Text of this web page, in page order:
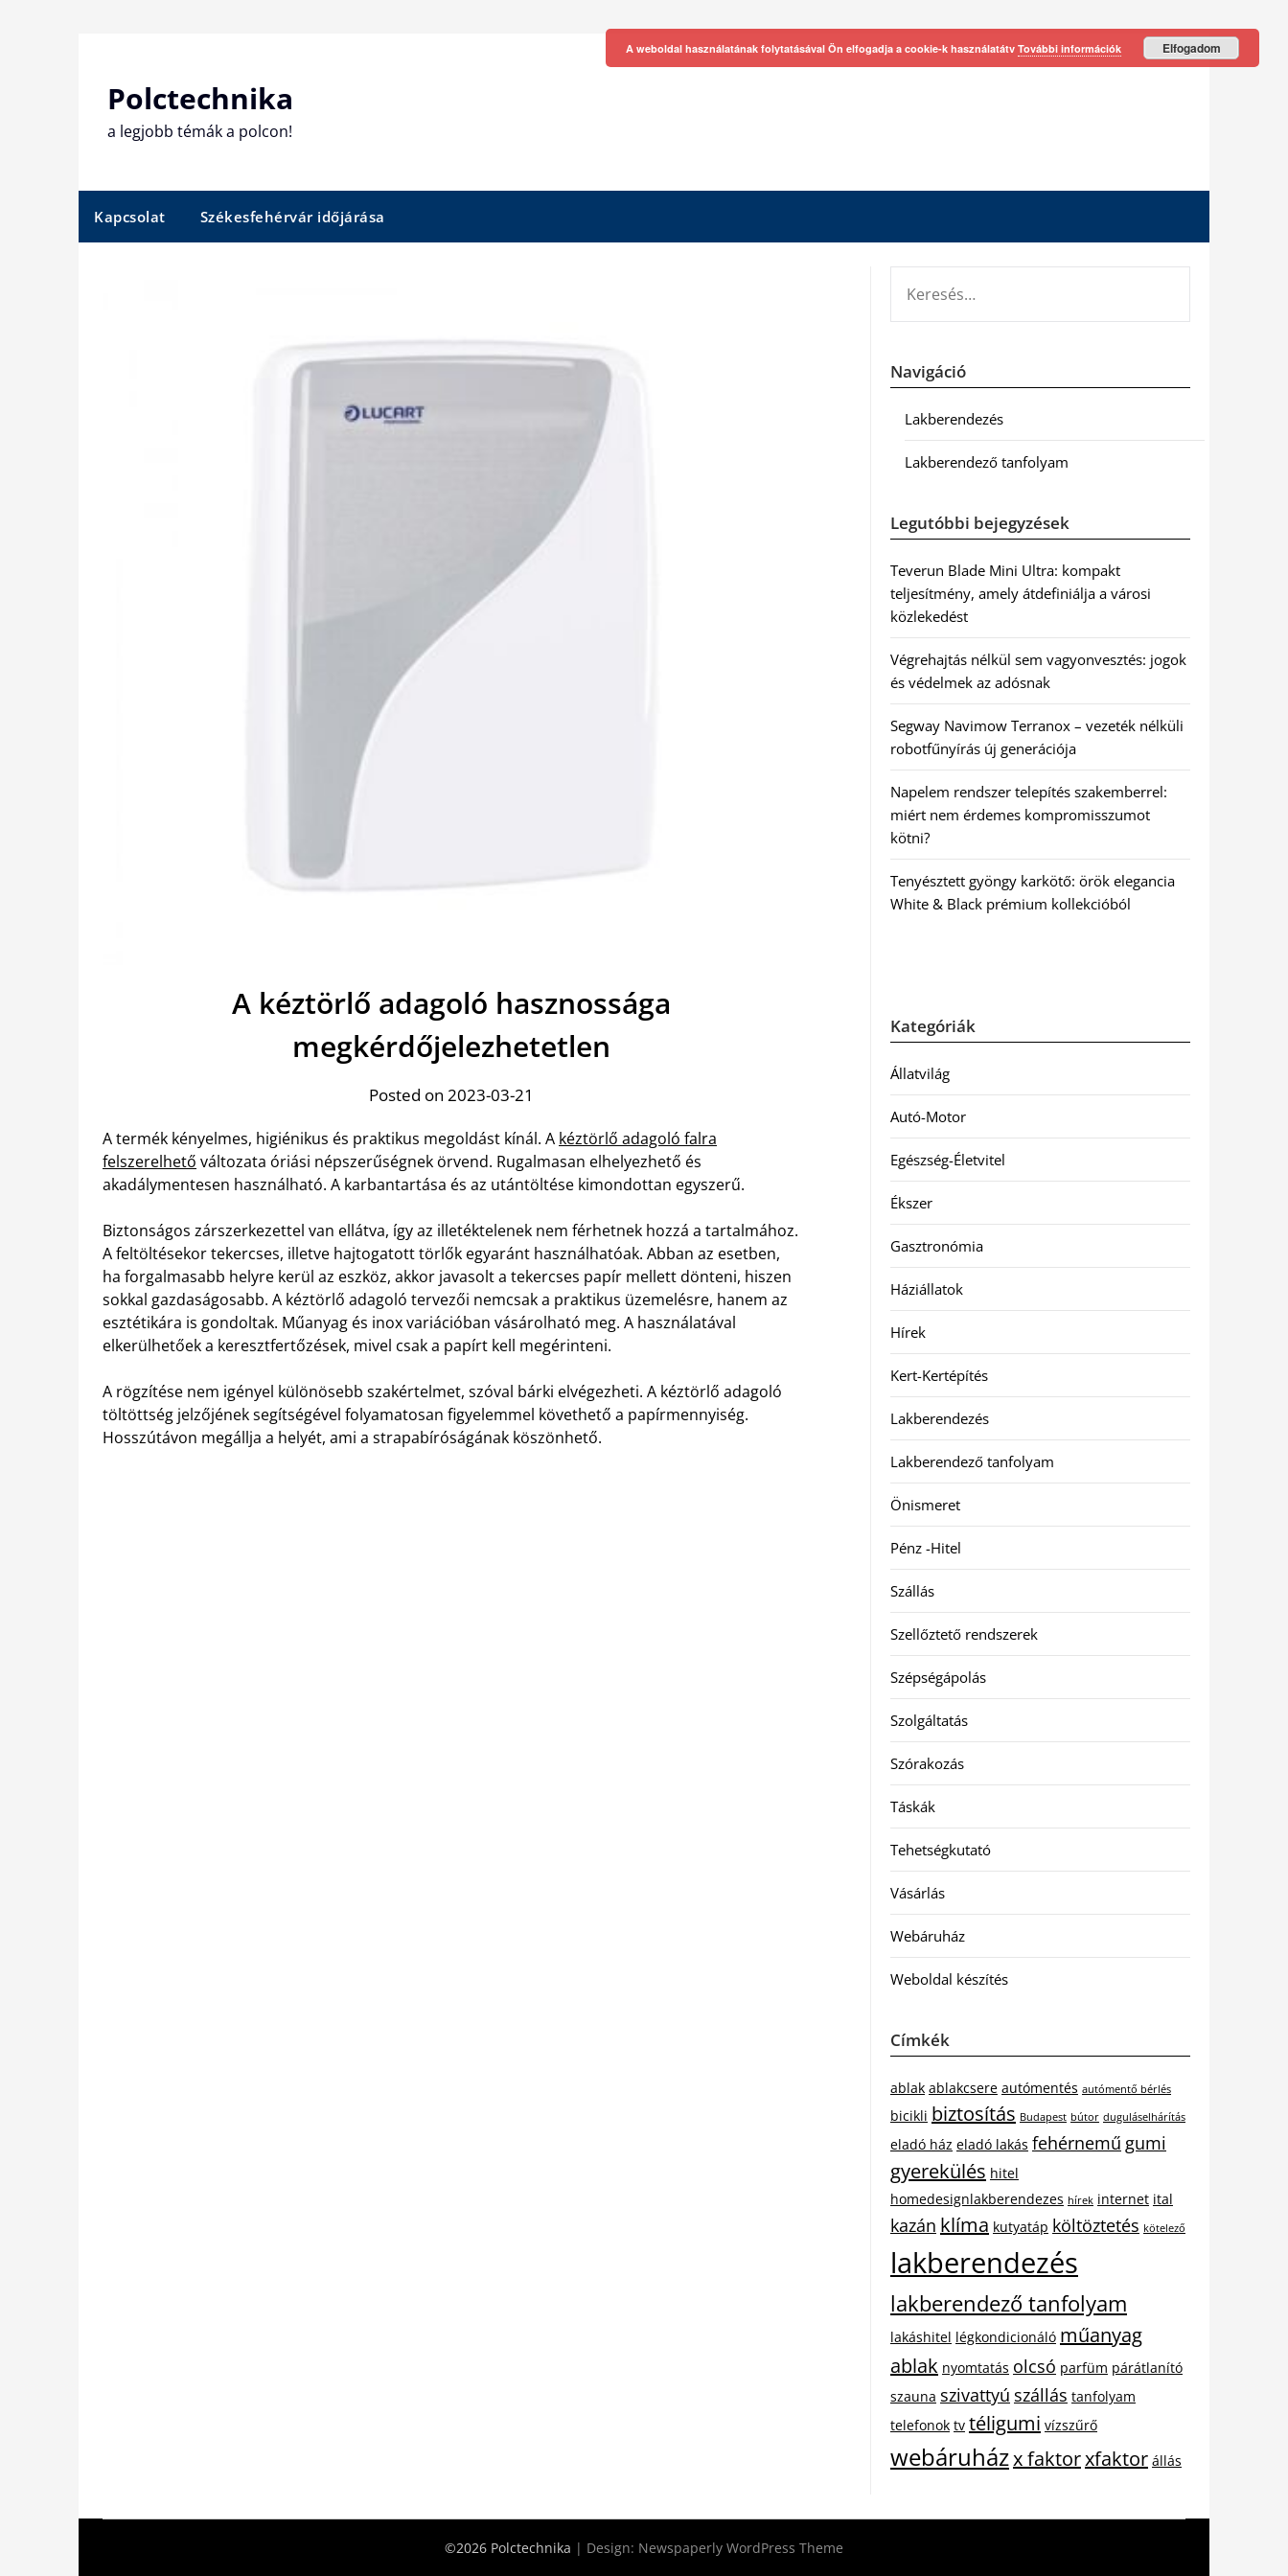
Polctechnika
a legjobb témák a polcon!
Kapcsolat Székesfehérvár időjárása
A kéztörlő adagoló hasznossága
megkérdőjelezhetetlen
Posted on 2023-03-21
A termék kényelmes, higiénikus és praktikus megoldást kínál. A kéztörlő adagoló falra
felszerelhető változata óriási népszerűségnek örvend. Rugalmasan elhelyezhető és
akadálymentesen használható. A karbantartása és az utántöltése kimondottan egyszerű.
Biztonságos zárszerkezettel van ellátva, így az illetéktelenek nem férhetnek hozzá a tartalmához.
A feltöltésekor tekercses, illetve hajtogatott törlők egyaránt használhatóak. Abban az esetben,
ha forgalmasabb helyre kerül az eszköz, akkor javasolt a tekercses papír mellett dönteni, hiszen
sokkal gazdaságosabb. A kéztörlő adagoló tervezői nemcsak a praktikus üzemelésre, hanem az
esztétikára is gondoltak. Műanyag és inox variációban vásárolható meg. A használatával
elkerülhetőek a keresztfertőzések, mivel csak a papírt kell megérinteni.
A rögzítése nem igényel különösebb szakértelmet, szóval bárki elvégezheti. A kéztörlő adagoló
töltöttség jelzőjének segítségével folyamatosan figyelemmel követhető a papírmennyiség.
Hosszútávon megállja a helyét, ami a strapabíróságának köszönhető.
Navigáció
Lakberendezés
Lakberendező tanfolyam
Legutóbbi bejegyzések
Teverun Blade Mini Ultra: kompakt
teljesítmény, amely átdefiniálja a városi
közlekedést
Végrehajtás nélkül sem vagyonvesztés: jogok
és védelmek az adósnak
Segway Navimow Terranox – vezeték nélküli
robotfűnyírás új generációja
Napelem rendszer telepítés szakemberrel:
miért nem érdemes kompromisszumot
kötni?
Tenyésztett gyöngy karkötő: örök elegancia
White & Black prémium kollekcióból
Kategóriák
Állatvilág
Autó-Motor
Egészség-Életvitel
Ékszer
Gasztronómia
Háziállatok
Hírek
Kert-Kertépítés
Lakberendezés
Lakberendező tanfolyam
Önismeret
Pénz -Hitel
Szállás
Szellőztető rendszerek
Szépségápolás
Szolgáltatás
Szórakozás
Táskák
Tehetségkutató
Vásárlás
Webáruház
Weboldal készítés
Címkék
ablak ablakcsere autómentés autómentő bérlés
bicikli biztosítás Budapest bútor duguláselhárítás
eladó ház eladó lakás fehérnemű gumi
gyerekülés hitel
homedesignlakberendezes hírek internet ital
kazán klíma kutyatáp költöztetés kötelező
lakberendezés
lakberendező tanfolyam
lakáshitel légkondicionáló műanyag
ablak nyomtatás olcsó parfüm párátlanító
szauna szivattyú szállás tanfolyam
telefonok tv téligumi vízszűrő
webáruházx faktorxfaktor állás
©2026 Polctechnika | Design: Newspaperly WordPress Theme
A weboldal használatának folytatásával Ön elfogadja a cookie-k használatátv További információk Elfogadom